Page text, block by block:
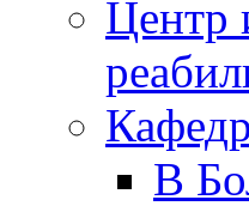
Центр
В